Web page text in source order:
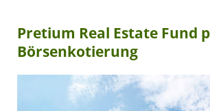
Pretium Real Estate Fund
Börsenkotierung